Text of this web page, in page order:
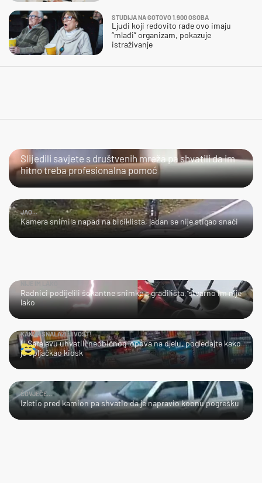
STUDIJA NA GOTOVO 1.900 OSOBA
Ljudi koji redovito rade ovo imaju
“mlađi” organizam, pokazuje
istraživanje
URADI SAM?
Slijedili savjete s društvenih mreža pa shvatili da im
hitno treba profesionalna pomoć
JAO...
Kamera snimila napad na biciklista, jadan se nije stigao snaći
Radnici podijelili šokantne snimke s gradilišta, stvarno im nije
lako
KAKVA SNALAŽLJIVOST!
U Sarajevu uhvatili neobičnog lopova na djelu, pogledajte kako
je opljačkao kiosk
ČOVJEČE...
Izletio pred kamion pa shvatio da je napravio kobnu pogrešku